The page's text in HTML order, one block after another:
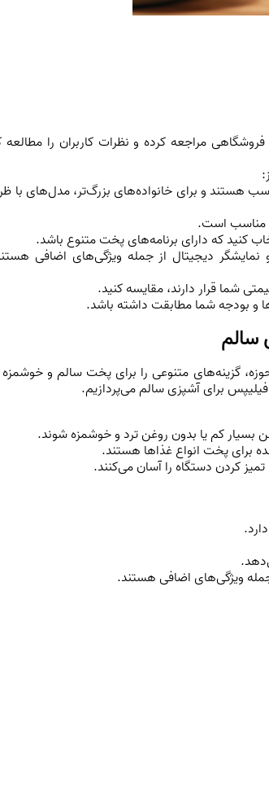
مراجعه کرده و نظرات کاربران را مطالعه
کوچک، مدل‌های با ظرفیت 2 تا 3 لیتر مناسب هستند و برای خانواده‌های بزرگ‌تر، مدل‌های
کنید که دارای برنامه‌های پخت متنوع باشد.
نمایشگر دیجیتال از جمله ویژگی‌های اضافی
شما قرار دارند، مقایسه کنید.
و بودجه شما مطابقت داشته باشد.
سالم
گزینه‌های متنوعی را برای پخت سالم و خوشمزه
برای آشپزی سالم می‌پردازیم.
بسیار کم یا بدون روغن ترد و خوشمزه شوند.
برای پخت انواع غذاها هستند.
کردن دستگاه را آسان می‌کنند.
جمله ویژگی‌های اضافی هستند.